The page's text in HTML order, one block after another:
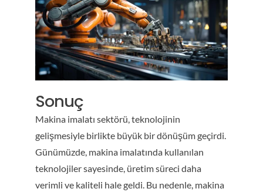
Sonuç
Makina imalatı sektörü, teknolojinin
gelişmesiyle birlikte büyük bir dönüşüm geçirdi.
Günümüzde, makina imalatında kullanılan
teknolojiler sayesinde, üretim süreci daha
verimli ve kaliteli hale geldi. Bu nedenle, makina